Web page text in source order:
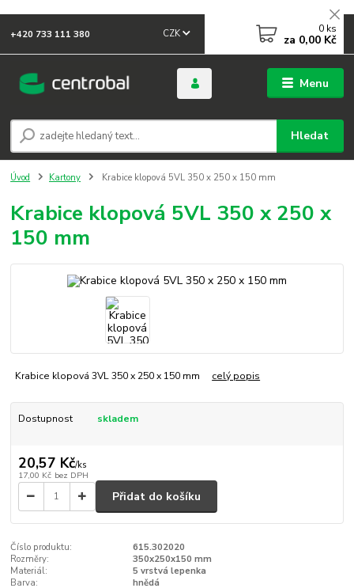
Menu
CZK
Hledat
+420 733 111 380 0 ks
za 0,00 Kč
Úvod Kartony Krabice klopová 5VL 350 x 250 x 150 mm
Krabice klopová 5VL 350 x 250 x
150 mm
Krabice klopová 3VL 350 x 250 x 150 mm celý popis
Dostupnost skladem
20,57 Kč/ks
17,00 Kč bez DPH
Přidat do košíku
Číslo produktu:
615.302020
Rozměry:
350x250x150 mm
Materiál:
5 vrstvá lepenka
Barva:
hnědá